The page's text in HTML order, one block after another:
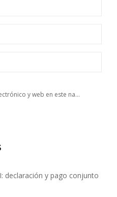
Guarda mi nombre, correo electrónico y web en este navegador para la próxima vez que comente.
declaración y pago conjunto